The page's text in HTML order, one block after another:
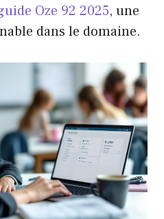
Oze 92 2025, une
dans le domaine.